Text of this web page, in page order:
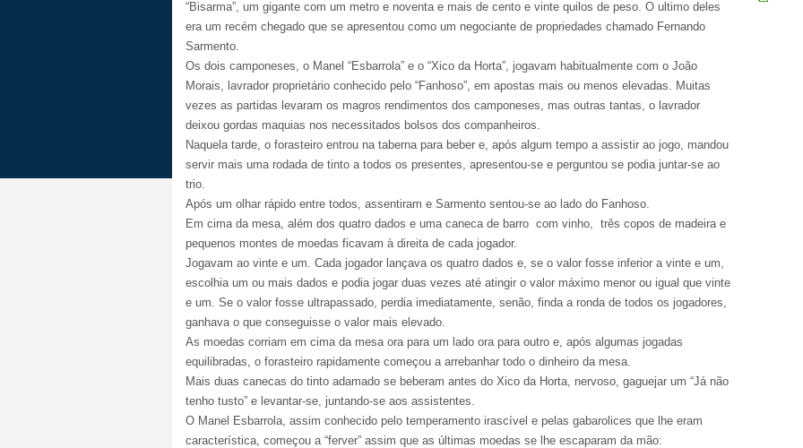
“Bisarma”, um gigante com um metro e noventa e mais de cento e vinte quilos de peso. O ultimo deles
era um recém chegado que se apresentou como um negociante de propriedades chamado Fernando
Sarmento.
Os dois camponeses, o Manel “Esbarrola” e o “Xico da Horta”, jogavam habitualmente com o João
Morais, lavrador proprietário conhecido pelo “Fanhoso”, em apostas mais ou menos elevadas. Muitas
vezes as partidas levaram os magros rendimentos dos camponeses, mas outras tantas, o lavrador
deixou gordas maquias nos necessitados bolsos dos companheiros.
Naquela tarde, o forasteiro entrou na taberna para beber e, após algum tempo a assistir ao jogo, mandou
servir mais uma rodada de tinto a todos os presentes, apresentou-se e perguntou se podia juntar-se ao
trio.
Após um olhar rápido entre todos, assentiram e Sarmento sentou-se ao lado do Fanhoso.
Em cima da mesa, além dos quatro dados e uma caneca de barro com vinho, três copos de madeira e
pequenos montes de moedas ficavam à direita de cada jogador.
Jogavam ao vinte e um. Cada jogador lançava os quatro dados e, se o valor fosse inferior a vinte e um,
escolhia um ou mais dados e podia jogar duas vezes até atingir o valor máximo menor ou igual que vinte
e um. Se o valor fosse ultrapassado, perdia imediatamente, senão, finda a ronda de todos os jogadores,
ganhava o que conseguisse o valor mais elevado.
As moedas corriam em cima da mesa ora para um lado ora para outro e, após algumas jogadas
equilibradas, o forasteiro rapidamente começou a arrebanhar todo o dinheiro da mesa.
Mais duas canecas do tinto adamado se beberam antes do Xico da Horta, nervoso, gaguejar um “Já não
tenho tusto” e levantar-se, juntando-se aos assistentes.
O Manel Esbarrola, assim conhecido pelo temperamento irascível e pelas gabarolices que lhe eram
característica, começou a “ferver” assim que as últimas moedas se lhe escaparam da mão: